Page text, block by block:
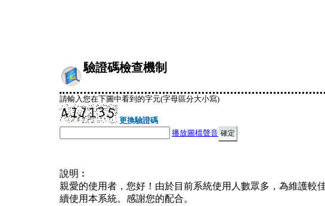
驗證碼檢查機制
請輸入您在下圖中看到的字元(字母區分大小寫)
更換驗證碼
播放圖檔聲音
說明︰
親愛的使用者，您好！由於目前系統使用人數眾多，為維護較
續使用本系統。感謝您的配合。